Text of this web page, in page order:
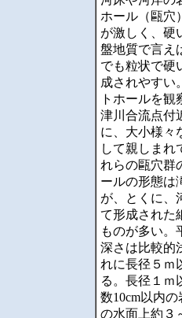
ホール（甌穴
が激しく、硬
盤地質で言え
でも粒状で硬
成されやすい
トホールを
津川合流点付
に、大小様々
して親しまれ
れらの甌穴群
ールの形態は
が、とくに、
て形成された
ものが多い。
深さは比較的
れに長径５ｍ
る。長径１ｍ
数10cm以内
の水面上約３